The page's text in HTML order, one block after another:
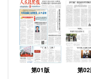
第01版 第